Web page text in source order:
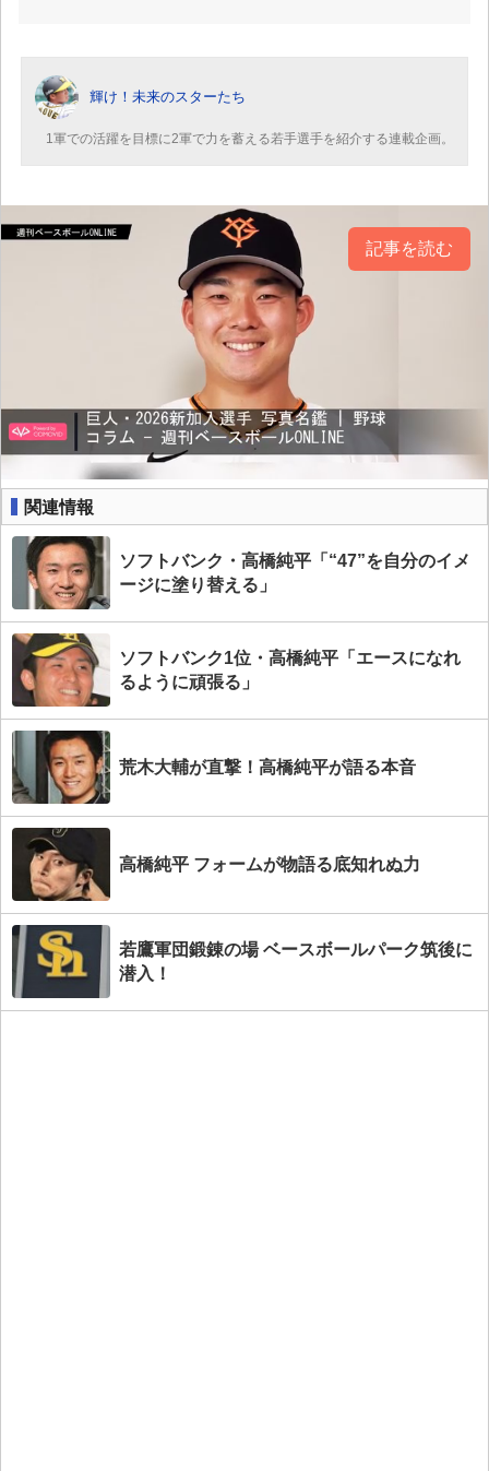
輝け！未来のスターたち
1軍での活躍を目標に2軍で力を蓄える若手選手を紹介する連載企画。
記事を読む
関連情報
ソフトバンク・高橋純平「“47”を自分のイメ
ージに塗り替える」
ソフトバンク1位・高橋純平「エースになれ
るように頑張る」
荒木大輔が直撃！高橋純平が語る本音
高橋純平 フォームが物語る底知れぬ力
若鷹軍団鍛錬の場 ベースボールパーク筑後に
潜入！